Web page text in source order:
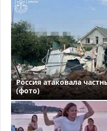
Россия атаковала
(фото)